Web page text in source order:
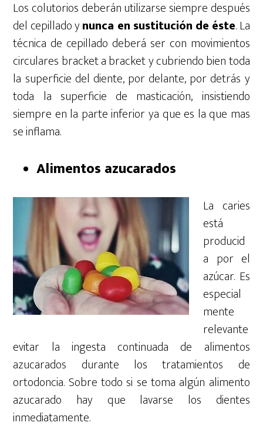
Los colutorios deberán utilizarse siempre después
del cepillado ynunca en sustitución de éste. La
técnica de cepillado deberá ser con movimientos
circulares bracket a bracket y cubriendo bien toda
la superficie del diente, por delante, por detrás y
toda la superficie de masticación, insistiendo
siempre en la parte inferior ya que es la que mas
se inflama.
Alimentos azucarados
La caries
está
producid
a por el
azúcar. Es
especial
mente
relevante
evitar la ingesta continuada de alimentos
azucarados durante los tratamientos de
ortodoncia. Sobre todo si se toma algún alimento
azucarado hay que lavarse los dientes
inmediatamente.